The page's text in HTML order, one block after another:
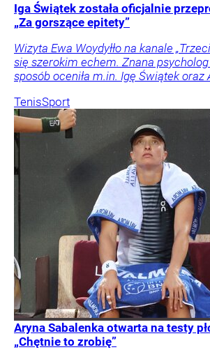
Iga Świątek została oficjalnie
„Za gorszące epitety”
Wizyta Ewa Woydyłło na kanale
się szerokim echem. Znana
sposób oceniła m.in. Igę Świątek oraz
TenisSport
Aryna Sabalenka otwarta na testy
„Chętnie to zrobię”